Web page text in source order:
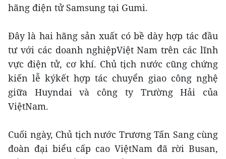
hãng điện tử Samsung tại Gumi.
Đây là hai hãng sản xuất có bề dày hợp tác đầu
tư với các doanh nghiệpViệt Nam trên các lĩnh
vực điện tử, cơ khí. Chủ tịch nước cũng chứng
kiến lễ kýkết hợp tác chuyển giao công nghệ
giữa Huyndai và công ty Trường Hải của
ViệtNam.
Cuối ngày, Chủ tịch nước Trương Tấn Sang cùng
đoàn đại biểu cấp cao ViệtNam đã rời Busan,